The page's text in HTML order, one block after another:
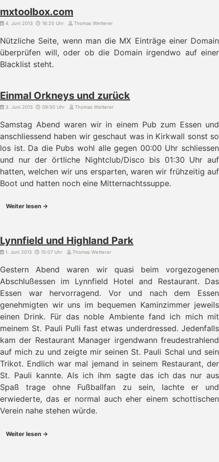
mxtoolbox.com
4. Juni 2013 16:25 Uhr Thomas Wetterer
Nützliche Seite, wenn man die MX Einträge einer Domain
überprüfen will, oder ob die Domain irgendwo auf einer
Blacklist steht.
Einmal Orkneys und zurück
3. Juni 2013 09:50 Uhr Thomas Wetterer
Samstag Abend waren wir in einem Pub zum Essen und
anschliessend haben wir geschaut was in Kirkwall sonst so
los ist. Da die Pubs wohl alle gegen 00:00 Uhr schliessen
und nur der örtliche Nightclub/Disco bis 01:30 Uhr auf
hatten, welchen wir uns ersparten, waren wir frühzeitig auf
Boot und hatten noch eine Mitternachtssuppe.
Weiter lesen →
Lynnfield und Highland Park
1. Juni 2013 15:07 Uhr Thomas Wetterer
Gestern Abend waren wir quasi beim vorgezogenen
Abschlußessen im Lynnfield Hotel and Restaurant. Das
Essen war hervorragend. Vor und nach dem Essen
genehmigten wir uns im bequemen Kaminzimmer jeweils
einen Drink. Für das noble Ambiente fand ich mich mit
meinem St. Pauli Pulli fast etwas underdressed. Jedenfalls
kam der Restaurant Manager irgendwann freudestrahlend
auf mich zu und zeigte mir seinen St. Pauli Schal und sein
Trikot. Endlich war mal jemand in seinem Restaurant, der
St. Pauli kannte. Als ich ihm sagte das ich das nur aus
Spaß trage ohne Fußballfan zu sein, lachte er und
erwiederte, das er normal auch eher einem schottischen
Verein nahe stehen würde.
Weiter lesen →